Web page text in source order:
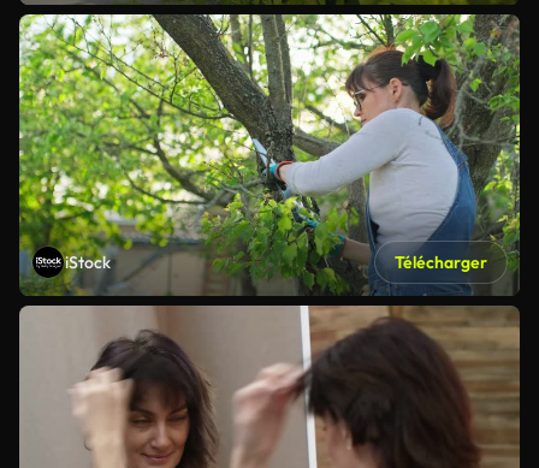
iStock Télécharger